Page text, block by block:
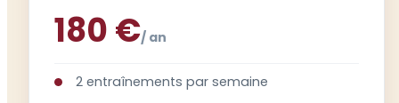
180 €/ an
2 entraînements par semaine